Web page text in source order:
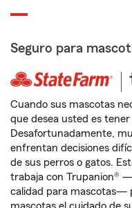
Seguro para
Cuando sus mascotas
que desea usted es
Desafortunadamente,
enfrentan decisiones
de sus perros o gatos.
trabaja con Trupanion®
calidad para mascotas—